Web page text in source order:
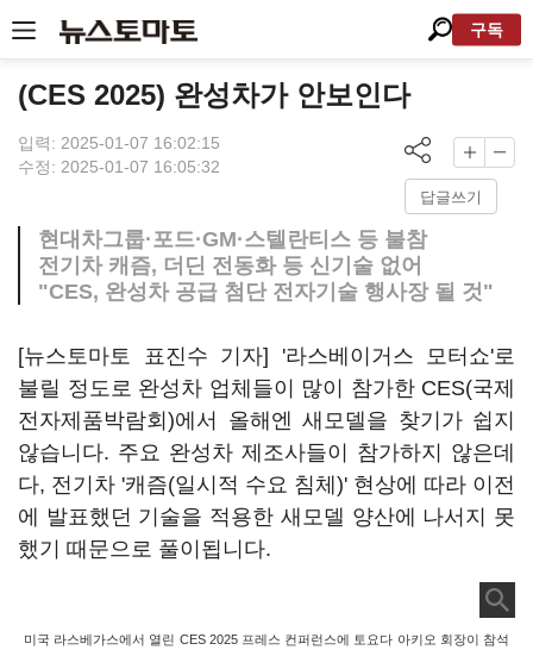
구독
(CES 2025) 완성차가 안보인다
입력: 2025-01-07 16:02:15
수정: 2025-01-07 16:05:32
답글쓰기
현대차그룹·포드·GM·스텔란티스 등 불참
전기차 캐즘, 더딘 전동화 등 신기술 없어
"CES, 완성차 공급 첨단 전자기술 행사장 될 것"
[뉴스토마토 표진수 기자] '라스베이거스 모터쇼'로
불릴 정도로 완성차 업체들이 많이 참가한 CES(국제
전자제품박람회)에서 올해엔 새모델을 찾기가 쉽지
않습니다. 주요 완성차 제조사들이 참가하지 않은데
다, 전기차 '캐즘(일시적 수요 침체)' 현상에 따라 이전
에 발표했던 기술을 적용한 새모델 양산에 나서지 못
했기 때문으로 풀이됩니다.
미국 라스베가스에서 열린 CES 2025 프레스 컨퍼런스에 토요다 아키오 회장이 참석